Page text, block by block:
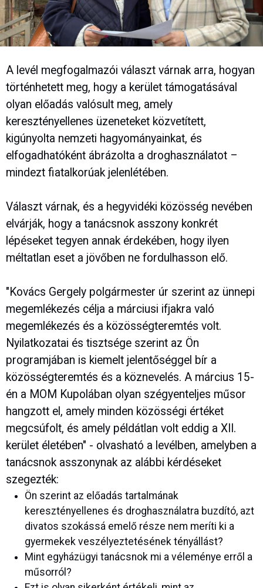
A levél megfogalmazói választ várnak arra, hogyan
történhetett meg, hogy a kerület támogatásával
olyan előadás valósult meg, amely
keresztényellenes üzeneteket közvetített,
kigúnyolta nemzeti hagyományainkat, és
elfogadhatóként ábrázolta a droghasználatot –
mindezt fiatalkorúak jelenlétében.
Választ várnak, és a hegyvidéki közösség nevében
elvárják, hogy a tanácsnok asszony konkrét
lépéseket tegyen annak érdekében, hogy ilyen
méltatlan eset a jövőben ne fordulhasson elő.
"Kovács Gergely polgármester úr szerint az ünnepi
megemlékezés célja a márciusi ifjakra való
megemlékezés és a közösségteremtés volt.
Nyilatkozatai és tisztsége szerint az Ön
programjában is kiemelt jelentőséggel bír a
közösségteremtés és a köznevelés. A március 15-
én a MOM Kupolában olyan szégyenteljes műsor
hangzott el, amely minden közösségi értéket
megcsúfolt, és amely példátlan volt eddig a XII.
kerület életében" - olvasható a levélben, amelyben a
tanácsnok asszonynak az alábbi kérdéseket
szegezték:
Ön szerint az előadás tartalmának
keresztényellenes és droghasználatra buzdító, azt
divatos szokássá emelő része nem meríti ki a
gyermekek veszélyeztetésének tényállást?
Mint egyházügyi tanácsnok mi a véleménye erről a
műsorról?